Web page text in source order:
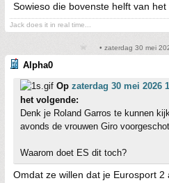
Sowieso die bovenste helft van het
Jack does it in real time...
• zaterdag 30 mei
Alpha0
Op zaterdag 30 mei 2026
het volgende:
Denk je Roland Garros te kunnen
avonds de vrouwen Giro
Waarom doet ES dit toch?
Omdat ze willen dat je Eurosport 2